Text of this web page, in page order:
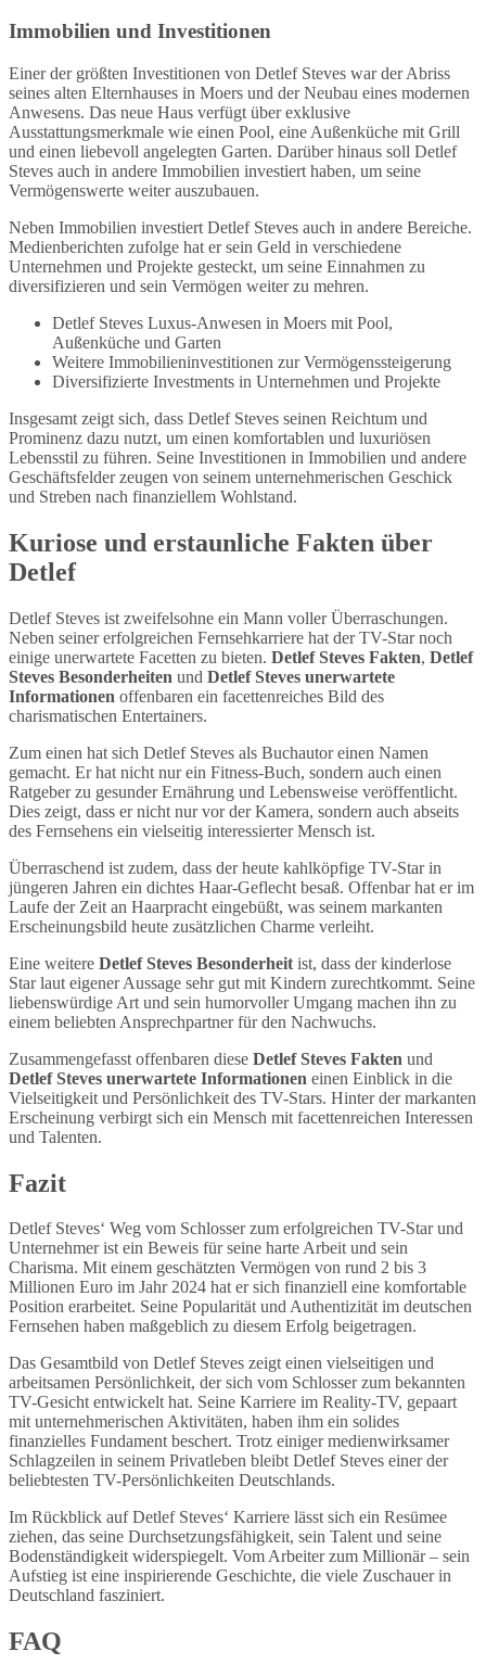
Immobilien und Investitionen
Einer der größten Investitionen von Detlef Steves war der Abriss
seines alten Elternhauses in Moers und der Neubau eines modernen
Anwesens. Das neue Haus verfügt über exklusive
Ausstattungsmerkmale wie einen Pool, eine Außenküche mit Grill
und einen liebevoll angelegten Garten. Darüber hinaus soll Detlef
Steves auch in andere Immobilien investiert haben, um seine
Vermögenswerte weiter auszubauen.
Neben Immobilien investiert Detlef Steves auch in andere Bereiche.
Medienberichten zufolge hat er sein Geld in verschiedene
Unternehmen und Projekte gesteckt, um seine Einnahmen zu
diversifizieren und sein Vermögen weiter zu mehren.
Detlef Steves Luxus-Anwesen in Moers mit Pool,
Außenküche und Garten
Weitere Immobilieninvestitionen zur Vermögenssteigerung
Diversifizierte Investments in Unternehmen und Projekte
Insgesamt zeigt sich, dass Detlef Steves seinen Reichtum und
Prominenz dazu nutzt, um einen komfortablen und luxuriösen
Lebensstil zu führen. Seine Investitionen in Immobilien und andere
Geschäftsfelder zeugen von seinem unternehmerischen Geschick
und Streben nach finanziellem Wohlstand.
Kuriose und erstaunliche Fakten über
Detlef
Detlef Steves ist zweifelsohne ein Mann voller Überraschungen.
Neben seiner erfolgreichen Fernsehkarriere hat der TV-Star noch
einige unerwartete Facetten zu bieten. Detlef Steves Fakten, Detlef
Steves Besonderheiten und Detlef Steves unerwartete
Informationen offenbaren ein facettenreiches Bild des
charismatischen Entertainers.
Zum einen hat sich Detlef Steves als Buchautor einen Namen
gemacht. Er hat nicht nur ein Fitness-Buch, sondern auch einen
Ratgeber zu gesunder Ernährung und Lebensweise veröffentlicht.
Dies zeigt, dass er nicht nur vor der Kamera, sondern auch abseits
des Fernsehens ein vielseitig interessierter Mensch ist.
Überraschend ist zudem, dass der heute kahlköpfige TV-Star in
jüngeren Jahren ein dichtes Haar-Geflecht besaß. Offenbar hat er im
Laufe der Zeit an Haarpracht eingebüßt, was seinem markanten
Erscheinungsbild heute zusätzlichen Charme verleiht.
Eine weitere Detlef Steves Besonderheit ist, dass der kinderlose
Star laut eigener Aussage sehr gut mit Kindern zurechtkommt. Seine
liebenswürdige Art und sein humorvoller Umgang machen ihn zu
einem beliebten Ansprechpartner für den Nachwuchs.
Zusammengefasst offenbaren diese Detlef Steves Fakten und
Detlef Steves unerwartete Informationen einen Einblick in die
Vielseitigkeit und Persönlichkeit des TV-Stars. Hinter der markanten
Erscheinung verbirgt sich ein Mensch mit facettenreichen Interessen
und Talenten.
Fazit
Detlef Steves‘ Weg vom Schlosser zum erfolgreichen TV-Star und
Unternehmer ist ein Beweis für seine harte Arbeit und sein
Charisma. Mit einem geschätzten Vermögen von rund 2 bis 3
Millionen Euro im Jahr 2024 hat er sich finanziell eine komfortable
Position erarbeitet. Seine Popularität und Authentizität im deutschen
Fernsehen haben maßgeblich zu diesem Erfolg beigetragen.
Das Gesamtbild von Detlef Steves zeigt einen vielseitigen und
arbeitsamen Persönlichkeit, der sich vom Schlosser zum bekannten
TV-Gesicht entwickelt hat. Seine Karriere im Reality-TV, gepaart
mit unternehmerischen Aktivitäten, haben ihm ein solides
finanzielles Fundament beschert. Trotz einiger medienwirksamer
Schlagzeilen in seinem Privatleben bleibt Detlef Steves einer der
beliebtesten TV-Persönlichkeiten Deutschlands.
Im Rückblick auf Detlef Steves‘ Karriere lässt sich ein Resümee
ziehen, das seine Durchsetzungsfähigkeit, sein Talent und seine
Bodenständigkeit widerspiegelt. Vom Arbeiter zum Millionär – sein
Aufstieg ist eine inspirierende Geschichte, die viele Zuschauer in
Deutschland fasziniert.
FAQ